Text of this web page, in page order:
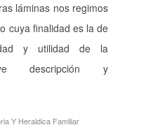
láminas nos regimos
cuya finalidad es la de
y utilidad de la
descripción y
Y Heraldica Familiar